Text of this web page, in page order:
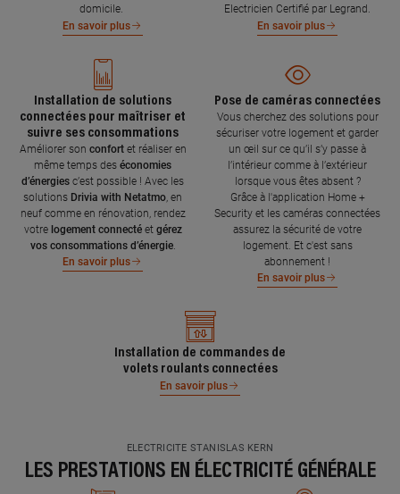
domicile.
En savoir plus
Electricien Certifié par Legrand.
En savoir plus
Installation de solutions
connectées pour maîtriser et
suivre ses consommations
Améliorer son confort et réaliser en
même temps des économies
d’énergies c’est possible ! Avec les
solutions Drivia with Netatmo , en
neuf comme en rénovation, rendez
votre logement connecté et gérez
vos consommations d’énergie.
En savoir plus
Pose de caméras connectées
Vous cherchez des solutions pour
sécuriser votre logement et garder
un œil sur ce qu’il s’y passe à
l’intérieur comme à l’extérieur
lorsque vous êtes absent ?
Grâce à l'application Home +
Security et les caméras connectées
assurez la sécurité de votre
logement. Et c'est sans
abonnement !
En savoir plus
Installation de commandes de
volets roulants connectées
En savoir plus
ELECTRICITE STANISLAS KERN
LES PRESTATIONS EN ÉLECTRICITÉ GÉNÉRALE